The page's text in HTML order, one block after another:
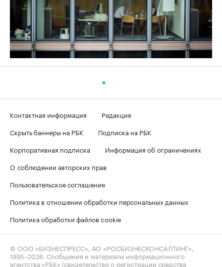
Контактная информация
Редакция
Скрыть баннеры на РБК
Подписка на РБК
Корпоративная подписка
Информация об ограничениях
О соблюдении авторских прав
Пользовательское соглашение
Политика в отношении обработки персональных данных
Политика обработки файлов cookie
© ООО «БИЗНЕСПРЕСС», АО «РОСБИЗНЕСКОНСАЛТИНГ»,
1995–2026. Сообщения и материалы информационного
агентства «РБК» (свидетельство о регистрации средства